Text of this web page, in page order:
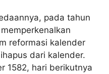
pada tahun
reformasi kalender
dari kalender.
1582, hari berikutnya